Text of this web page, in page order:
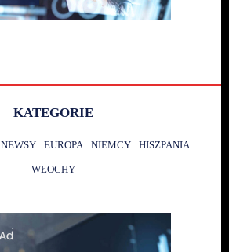
KATEGORIE
NEWSY EUROPA NIEMCY HISZPANIA
WŁOCHY